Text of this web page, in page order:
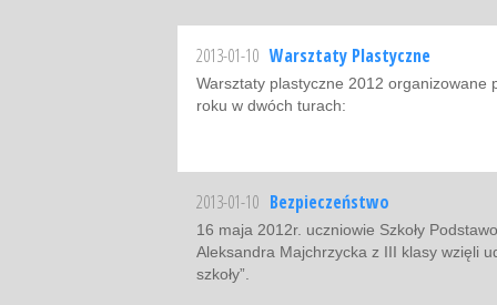
2013-01-10 Warsztaty Plastyczne
Warsztaty plastyczne 2012 organizowane
roku w dwóch turach:
2013-01-10 Bezpieczeństwo
16 maja 2012r. uczniowie Szkoły
Aleksandra Majchrzycka z III klasy wzięli
szkoły”.